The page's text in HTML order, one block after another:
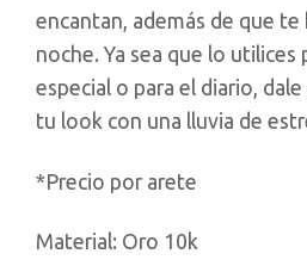
encantan, además de que te
noche. Ya sea que lo utilices
especial o para el diario,
tu look con una lluvia de
*Precio por arete
Material: Oro 10k